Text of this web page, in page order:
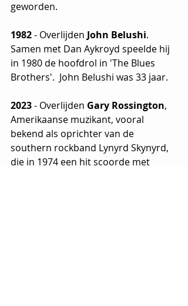
geworden.
1982 - Overlijden John Belushi.
Samen met Dan Aykroyd speelde hij
in 1980 de hoofdrol in 'The Blues
Brothers'.  John Belushi was 33 jaar.
2023 - Overlijden Gary Rossington,
Amerikaanse muzikant, vooral
bekend als oprichter van de
southern rockband Lynyrd Skynyrd,
die in 1974 een hit scoorde met